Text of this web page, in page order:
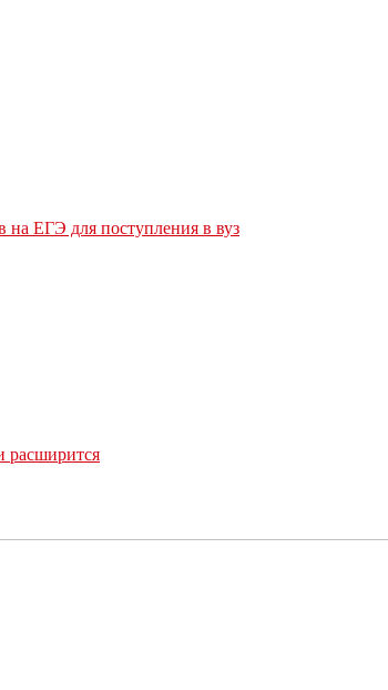
ЕГЭ для поступления в вуз
расширится